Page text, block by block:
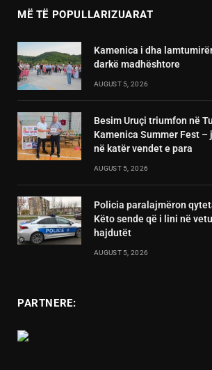
MË TË POPULLARIZUARAT
Kamenica i dha
darkë madhështore
AUGUST 5, 2026
Besim Uruçi triumfon në
Kamenica Summer Fest –
në katër vendet e para
AUGUST 5, 2026
Policia paralajmëron
Këto sende që i lini në
hajdutët
AUGUST 5, 2026
PARTNERE: